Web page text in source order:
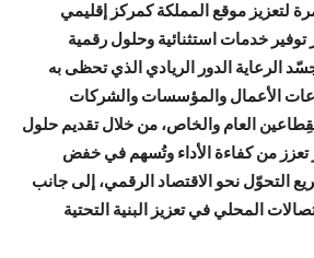
لتعزيز موقع المملكة كمركز إقليمي
توفير خدمات استثنائية وحلول رقمية
الرعاية الدور الريادي الذي تحظى به
الأعمال والمؤسسات والشركات
العام والخاص، من خلال تقديم حلول
تعزز من كفاءة الأداء وتُسهم في خفض
التحوّل نحو الاقتصاد الرقمي، إلى جانب
المحلي في تعزيز البنية التحتية